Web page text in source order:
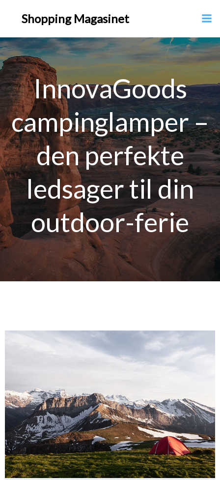
til
Shopping Magasinet
InnovaGoods
campinglamper –
den perfekte
ledsager til din
outdoor-ferie